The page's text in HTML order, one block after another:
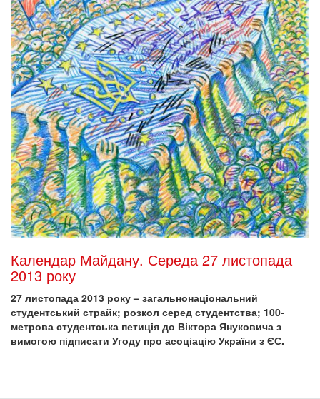
Календар Майдану. Середа 27 листопада
2013 року
27 листопада 2013 року – загальнонаціональний
студентський страйк; розкол серед студентства; 100-
метрова студентська петиція до Віктора Януковича з
вимогою підписати Угоду про асоціацію України з ЄС.